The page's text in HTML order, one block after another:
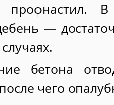
профнастил.
—
бетона
чего